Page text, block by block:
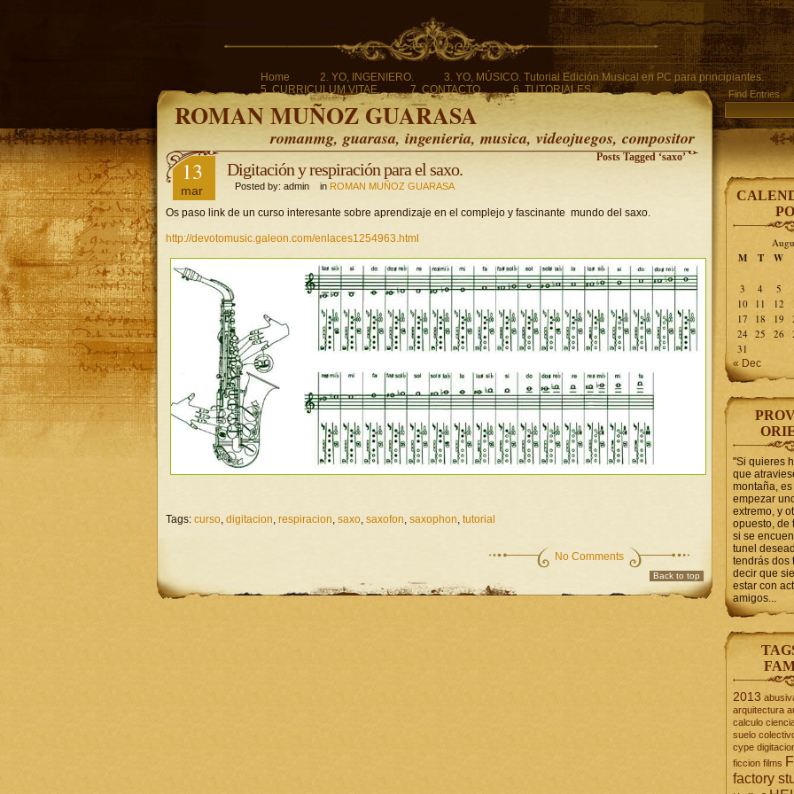
Home 2. YO, INGENIERO.
3. YO, MÚSICO. Tutorial Edición Musical en PC para principiantes.
5. CURRICULUM VITAE.
7. CONTACTO. 6. TUTORIALES.
ROMAN MUÑOZ GUARASA
romanmg, guarasa, ingenieria, musica, videojuegos, compositor
Find Entries
Posts Tagged ‘saxo’
13
mar
Digitación y respiración para el saxo.
Posted by: admin in ROMAN MUÑOZ GUARASA
Os paso link de un curso interesante sobre aprendizaje en el complejo y fascinante mundo del saxo.
http://devotomusic.galeon.com/enlaces1254963.html
Tags: curso, digitacion, respiracion, saxo, saxofon, saxophon, tutorial
No Comments
Back to top
M T W
3 4
5
10 11 12
17
18 19
24 25 26
31
« Dec
"Si quieres
que
montaña,
empezar
extremo, y
opuesto, de
si se
tunel
tendrás dos
decir que
estar con
amigos...
2013
arquitectura
calculo
suelo
cype
ficcion films
factory